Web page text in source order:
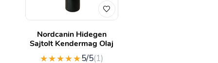
Nordcanin Hidegen
Sajtolt Kendermag Olaj
★★★★★5/5(1)